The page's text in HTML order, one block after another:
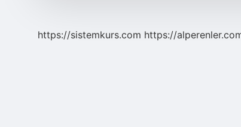
https://sistemkurs.com https://